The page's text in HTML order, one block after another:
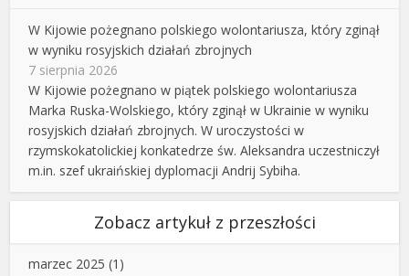
W Kijowie pożegnano polskiego wolontariusza, który zginął
w wyniku rosyjskich działań zbrojnych
7 sierpnia 2026
W Kijowie pożegnano w piątek polskiego wolontariusza
Marka Ruska-Wolskiego, który zginął w Ukrainie w wyniku
rosyjskich działań zbrojnych. W uroczystości w
rzymskokatolickiej konkatedrze św. Aleksandra uczestniczył
m.in. szef ukraińskiej dyplomacji Andrij Sybiha.
Zobacz artykuł z przeszłości
marzec 2025 (1)